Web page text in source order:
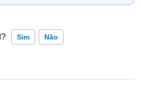
Sim Não
informação incorreta